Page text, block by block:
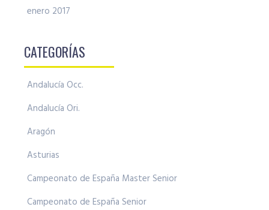
enero 2017
CATEGORÍAS
Andalucía Occ.
Andalucía Ori.
Aragón
Asturias
Campeonato de España Master Senior
Campeonato de España Senior